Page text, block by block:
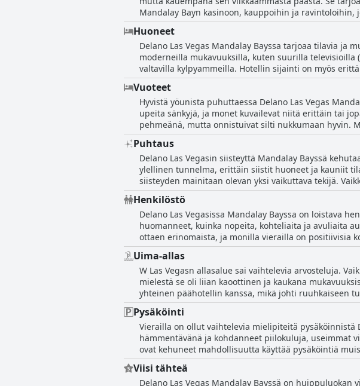
Mandalay Bayn kasinoon, kauppoihin ja
osallistuvat tapahtumiin Allegiant Stadiumilla tai
hyvällä paikalla, josta on lyhyt kävelymatka muihin
pääsyn Luxoriin ja Excaliburiin. Asiakkaat arvostavat
voi käyttää myös kaikissa MGM-hotelleissa, mikä
tarjoaa loistavan sijainnin ja tunnelman vieraille, jotka
Huoneet
Delano Las Vegas Mandalay Bayssa tarjoaa tilavia ja
moderneilla mukavuuksilla, kuten suurilla televisioilla
valtavilla kylpyammeilla. Hotellin sijainti on myös
hotellin siistiä ja ylellistä tunnelmaa sekä sen
siivouspuutteita, huoneita suositellaan yleisesti
fantastiset näkymät Stripille. Sviittien erillinen
henkilökunta on ystävällistä ja vieraanvaraista. Kaiken
huoneita, jotka sopivat täydellisesti ylelliseen
Vuoteet
Hyvistä yöunista puhuttaessa Delano Las Vegas
upeita sänkyjä, ja monet kuvailevat niitä erittäin tai
pehmeänä, mutta onnistuivat silti nukkumaan hyvin.
sviittejä ja hienoja kylpyhuoneita. Hotellin sijainti ja
kohokohtia. Etsitpä sitten kodikasta sänkyä tai tilavaa
Puhtaus
Delano Las Vegasin siisteyttä Mandalay Bayssä
ylellinen tunnelma, erittäin siistit huoneet ja kauniit
siisteyden mainitaan olevan yksi vaikuttava tekijä.
kaikkiaan vieraat arvostavat hotellin ja sen huoneiden
Henkilöstö
Delano Las Vegasissa Mandalay Bayssa on loistava
huomanneet, kuinka nopeita, kohteliaita ja avuliaita
ottaen erinomaista, ja monilla vierailla on positiivisia
kiitelty. Muutamilla vierailla on kuitenkin ollut
epämiellyttäviä, avuttomia tai jopa töykeitä.
heidän tehokkuuttaan ja kohteliaisuuttaan, kun taas
aikoja. Näistä ristiriitaisista arvosteluista huolimatta
hyvin yhdistetyssä hotellissa.
Uima-allas
W Las Vegasn allasalue sai vaihtelevia arvosteluja.
mielestä se oli liian kaoottinen ja kaukana
yhteinen päähotellin kanssa, mikä johti ruuhkaiseen
uima-allasta. Palvelu altaan ympärillä oli yleisesti
kiinteistöstä. Juomien ja ruoan laatua voisi parantaa,
negatiivisista arvosteluista huolimatta monet vieraat
Pysäköinti
Vierailla on ollut vaihtelevia mielipiteitä pysäköinnistä
hämmentävänä ja kohdanneet piilokuluja, useimmat
ovat kehuneet mahdollisuutta käyttää pysäköintiä
sisäänkirjautumispaikkaa. Vaikka muutama vieras on
hisseille, useimmat vieraat ovat pitäneet pysäköintiä
Viisi tähteä
Delano Las Vegas Mandalay Bayssä on